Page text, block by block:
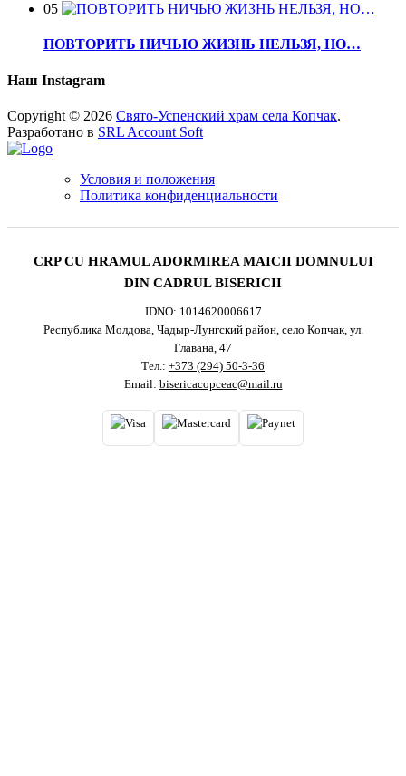
05
ПОВТОРИТЬ НИЧЬЮ ЖИЗНЬ НЕЛЬЗЯ, НО…
Наш Instagram
Copyright © 2026 Свято-Успенский храм села Копчак.
Разработано в SRL Account Soft
Условия и положения
Политика конфиденциальности
CRP CU HRAMUL ADORMIREA MAICII DOMNULUI
DIN CADRUL BISERICII
IDNO: 1014620006617
Республика Молдова, Чадыр-Лунгский район, село Копчак, ул.
Главана, 47
Тел.: +373 (294) 50-3-36
Email: bisericacopceac@mail.ru